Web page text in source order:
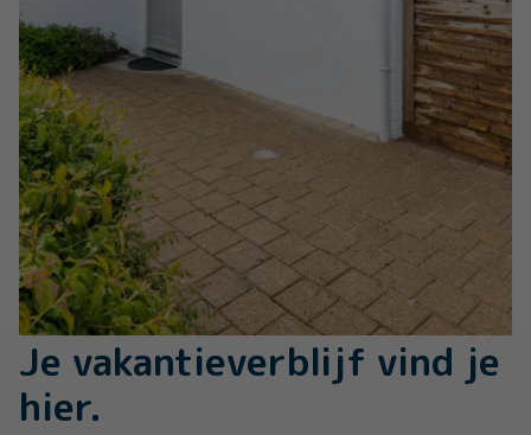
Je vakantieverblijf vind je
hier.